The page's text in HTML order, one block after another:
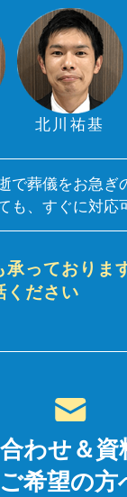
北川祐基
で葬儀をお急ぎ
も、すぐに対応
っておりま
ください
わせ＆資
ご希望の方